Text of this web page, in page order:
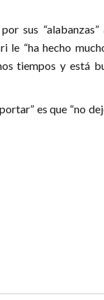
sus
“ha hecho
tiempos y está
es que “no